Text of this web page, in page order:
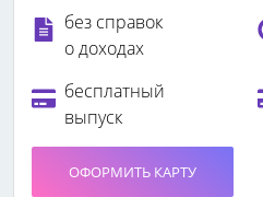
без справок
о доходах
бесплатный
выпуск
ОФОРМИТЬ КАРТУ